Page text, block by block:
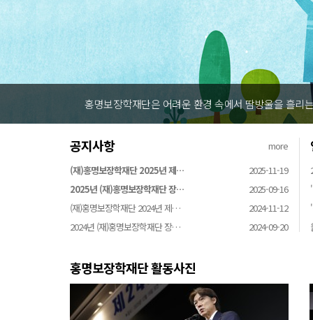
홍명보장학재단은 어려운 환경 속에서 땀방울을 흘리
공지사항
more
(재)홍명보장학재단 2025년 제…
2025-11-19
2025년 (재)홍명보장학재단 장…
2025-09-16
(재)홍명보장학재단 2024년 제…
2024-11-12
2024년 (재)홍명보장학재단 장…
2024-09-20
홍명보장학재단 활동사진